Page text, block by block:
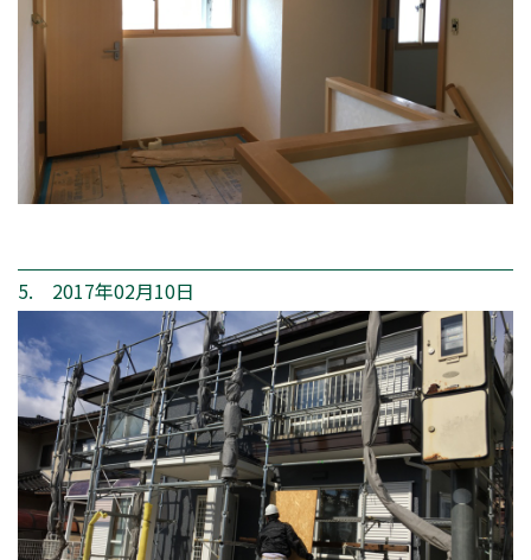
5. 2017年02月10日